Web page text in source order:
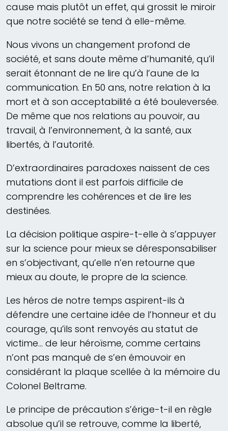
cause mais plutôt un effet, qui grossit le miroir
que notre société se tend à elle-même.
Nous vivons un changement profond de
société, et sans doute même d’humanité, qu’il
serait étonnant de ne lire qu’à l’aune de la
communication. En 50 ans, notre relation à la
mort et à son acceptabilité a été bouleversée.
De même que nos relations au pouvoir, au
travail, à l’environnement, à la santé, aux
libertés, à l’autorité.
D’extraordinaires paradoxes naissent de ces
mutations dont il est parfois difficile de
comprendre les cohérences et de lire les
destinées.
La décision politique aspire-t-elle à s’appuyer
sur la science pour mieux se déresponsabiliser
en s’objectivant, qu’elle n’en retourne que
mieux au doute, le propre de la science.
Les héros de notre temps aspirent-ils à
défendre une certaine idée de l’honneur et du
courage, qu’ils sont renvoyés au statut de
victime… de leur héroïsme, comme certains
n’ont pas manqué de s’en émouvoir en
considérant la plaque scellée à la mémoire du
Colonel Beltrame.
Le principe de précaution s’érige-t-il en règle
absolue qu’il se retrouve, comme la liberté,